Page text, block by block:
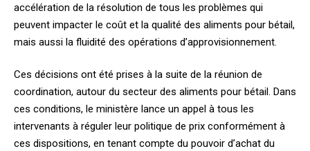
accélération de la résolution de tous les problèmes qui
peuvent impacter le coût et la qualité des aliments pour bétail,
mais aussi la fluidité des opérations d’approvisionnement.
Ces décisions ont été prises à la suite de la réunion de
coordination, autour du secteur des aliments pour bétail. Dans
ces conditions, le ministère lance un appel à tous les
intervenants à réguler leur politique de prix conformément à
ces dispositions, en tenant compte du pouvoir d’achat du